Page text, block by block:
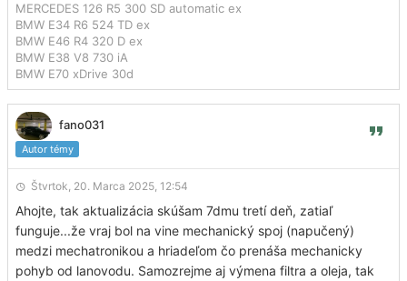
MERCEDES 126 R5 300 SD automatic ex
BMW E34 R6 524 TD ex
BMW E46 R4 320 D ex
BMW E38 V8 730 iA
BMW E70 xDrive 30d
fano031
Autor témy
Štvrtok, 20. Marca 2025, 12:54
Ahojte, tak aktualizácia skúšam 7dmu tretí deň, zatiaľ
funguje...že vraj bol na vine mechanický spoj (napučený)
medzi mechatronikou a hriadeľom čo prenáša mechanicky
pohyb od lanovodu. Samozrejme aj výmena filtra a oleja, tak